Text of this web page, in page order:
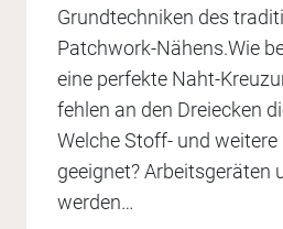
Grundtechniken des
Patchwork-Nähens.Wie
eine perfekte Naht-
fehlen an den Dreiecken
Welche Stoff- und
geeignet? Arbeitsgeräten
werden…